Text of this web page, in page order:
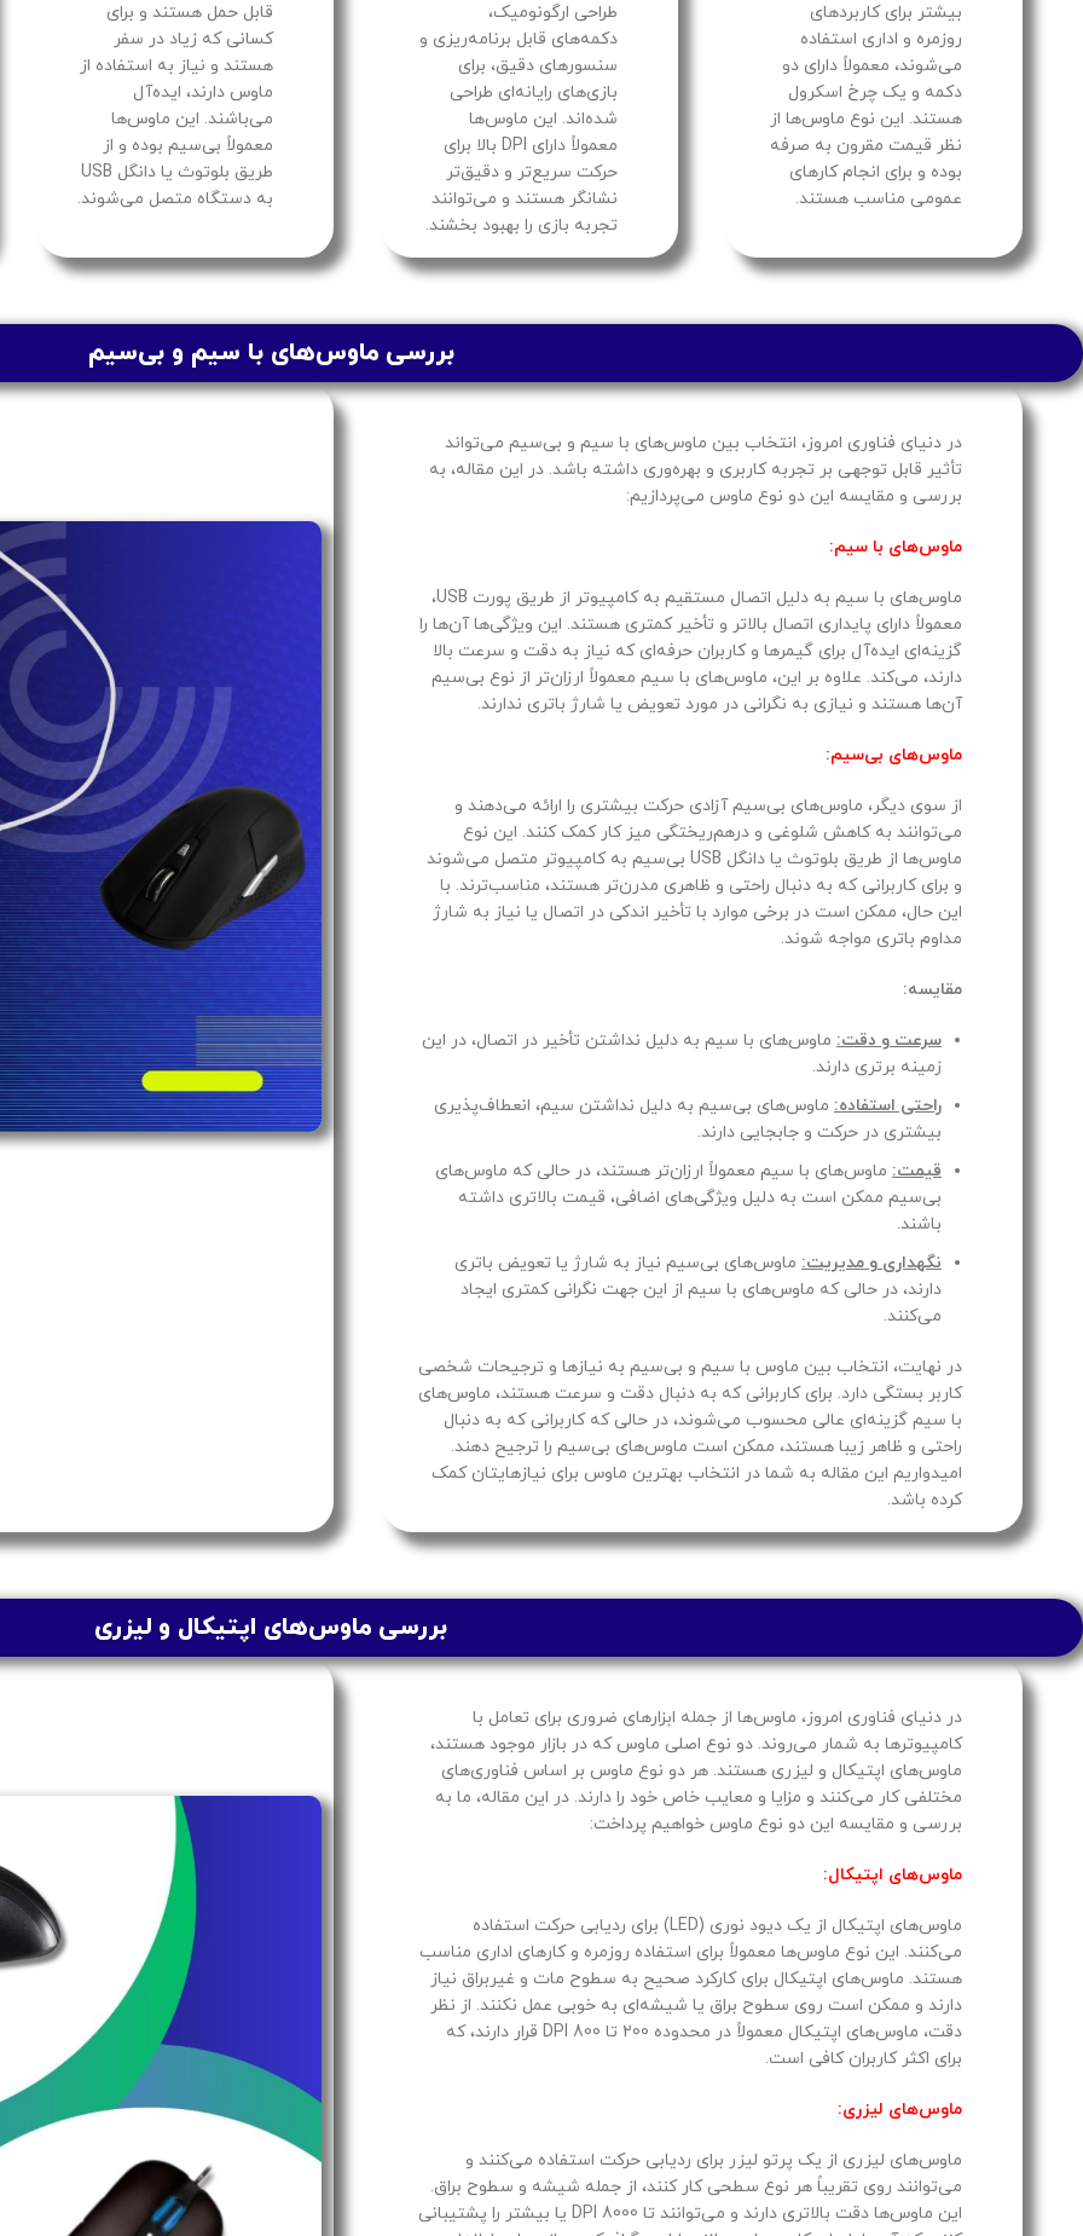
بیشتر برای کاربردهای
روزمره و اداری استفاده
می‌شوند، معمولاً دارای دو
دکمه و یک چرخ اسکرول
هستند. این نوع ماوس‌ها از
نظر قیمت مقرون به صرفه
بوده و برای انجام کارهای
عمومی مناسب هستند.
طراحی ارگونومیک،
دکمه‌های قابل برنامه‌ریزی و
سنسورهای دقیق، برای
بازی‌های رایانه‌ای طراحی
شده‌اند. این ماوس‌ها
معمولاً دارای DPI بالا برای
حرکت سریع‌تر و دقیق‌تر
نشانگر هستند و می‌توانند
تجربه بازی را بهبود بخشند.
قابل حمل هستند و برای
کسانی که زیاد در سفر
هستند و نیاز به استفاده از
ماوس دارند، ایده‌آل
می‌باشند. این ماوس‌ها
معمولاً بی‌سیم بوده و از
طریق بلوتوث یا دانگل USB
به دستگاه متصل می‌شوند.
بررسی ماوس‌های با سیم و بی‌سیم
در دنیای فناوری امروز، انتخاب بین ماوس‌های با سیم و بی‌سیم می‌تواند
تأثیر قابل توجهی بر تجربه کاربری و بهره‌وری داشته باشد. در این مقاله، به
بررسی و مقایسه این دو نوع ماوس می‌پردازیم:
ماوس‌های با سیم:
ماوس‌های با سیم به دلیل اتصال مستقیم به کامپیوتر از طریق پورت USB،
معمولاً دارای پایداری اتصال بالاتر و تأخیر کمتری هستند. این ویژگی‌ها آن‌ها را
گزینه‌ای ایده‌آل برای گیمرها و کاربران حرفه‌ای که نیاز به دقت و سرعت بالا
دارند، می‌کند. علاوه بر این، ماوس‌های با سیم معمولاً ارزان‌تر از نوع بی‌سیم
آن‌ها هستند و نیازی به نگرانی در مورد تعویض یا شارژ باتری ندارند.
ماوس‌های بی‌سیم:
از سوی دیگر، ماوس‌های بی‌سیم آزادی حرکت بیشتری را ارائه می‌دهند و
می‌توانند به کاهش شلوغی و درهم‌ریختگی میز کار کمک کنند. این نوع
ماوس‌ها از طریق بلوتوث یا دانگل USB بی‌سیم به کامپیوتر متصل می‌شوند
و برای کاربرانی که به دنبال راحتی و ظاهری مدرن‌تر هستند، مناسب‌ترند. با
این حال، ممکن است در برخی موارد با تأخیر اندکی در اتصال یا نیاز به شارژ
مداوم باتری مواجه شوند.
مقایسه:
سرعت و دقت: ماوس‌های با سیم به دلیل نداشتن تأخیر در اتصال، در این
زمینه برتری دارند.
راحتی استفاده: ماوس‌های بی‌سیم به دلیل نداشتن سیم، انعطاف‌پذیری
بیشتری در حرکت و جابجایی دارند.
قیمت: ماوس‌های با سیم معمولاً ارزان‌تر هستند، در حالی که ماوس‌های
بی‌سیم ممکن است به دلیل ویژگی‌های اضافی، قیمت بالاتری داشته
باشند.
نگهداری و مدیریت: ماوس‌های بی‌سیم نیاز به شارژ یا تعویض باتری
دارند، در حالی که ماوس‌های با سیم از این جهت نگرانی کمتری ایجاد
می‌کنند.
در نهایت، انتخاب بین ماوس با سیم و بی‌سیم به نیازها و ترجیحات شخصی
کاربر بستگی دارد. برای کاربرانی که به دنبال دقت و سرعت هستند، ماوس‌های
با سیم گزینه‌ای عالی محسوب می‌شوند، در حالی که کاربرانی که به دنبال
راحتی و ظاهر زیبا هستند، ممکن است ماوس‌های بی‌سیم را ترجیح دهند.
امیدواریم این مقاله به شما در انتخاب بهترین ماوس برای نیازهایتان کمک
کرده باشد.
بررسی ماوس‌های اپتیکال و لیزری
در دنیای فناوری امروز، ماوس‌ها از جمله ابزارهای ضروری برای تعامل با
کامپیوترها به شمار می‌روند. دو نوع اصلی ماوس که در بازار موجود هستند،
ماوس‌های اپتیکال و لیزری هستند. هر دو نوع ماوس بر اساس فناوری‌های
مختلفی کار می‌کنند و مزایا و معایب خاص خود را دارند. در این مقاله، ما به
بررسی و مقایسه این دو نوع ماوس خواهیم پرداخت:
ماوس‌های اپتیکال:
ماوس‌های اپتیکال از یک دیود نوری (LED) برای ردیابی حرکت استفاده
می‌کنند. این نوع ماوس‌ها معمولاً برای استفاده روزمره و کارهای اداری مناسب
هستند. ماوس‌های اپتیکال برای کارکرد صحیح به سطوح مات و غیربراق نیاز
دارند و ممکن است روی سطوح براق یا شیشه‌ای به خوبی عمل نکنند. از نظر
دقت، ماوس‌های اپتیکال معمولاً در محدوده 200 تا 800 DPI قرار دارند، که
برای اکثر کاربران کافی است.
ماوس‌های لیزری:
ماوس‌های لیزری از یک پرتو لیزر برای ردیابی حرکت استفاده می‌کنند و
می‌توانند روی تقریباً هر نوع سطحی کار کنند، از جمله شیشه و سطوح براق.
این ماوس‌ها دقت بالاتری دارند و می‌توانند تا 8000 DPI یا بیشتر را پشتیبانی